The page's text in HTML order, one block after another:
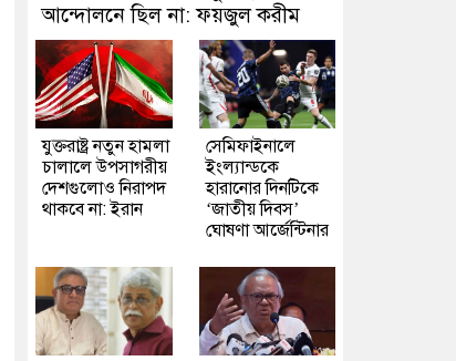
আন্দোলনে ছিল না: ফয়জুল করীম
যুক্তরাষ্ট্র নতুন হামলা
চালালে উপসাগরীয়
দেশগুলোও নিরাপদ
থাকবে না: ইরান
সেমিফাইনালে
ইংল্যান্ডকে
হারানোর দিনটিকে
‘জাতীয় দিবস’
ঘোষণা আর্জেন্টিনার